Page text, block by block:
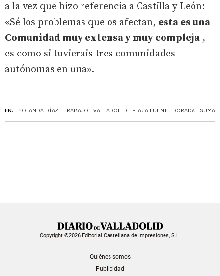
EN: YOLANDA DÍAZ TRABAJO VALLADOLID PLAZA FUENTE DORADA SUMAR
a la vez que hizo referencia a Castilla y León:
«Sé los problemas que os afectan, esta es una
Comunidad muy extensa y muy compleja ,
es como si tuvierais tres comunidades
autónomas en una».
Copyright ©2026 Editorial Castellana de Impresiones, S.L.
Quiénes somos
Publicidad